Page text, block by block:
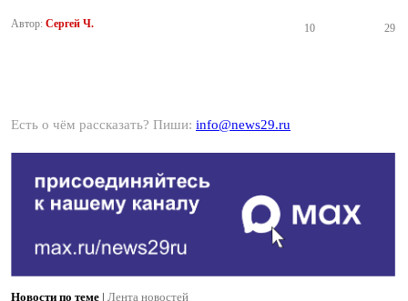
Автор: Сергей Ч. 10 29
Есть о чём рассказать? Пиши: info@news29.ru
Новости по теме | Лента новостей